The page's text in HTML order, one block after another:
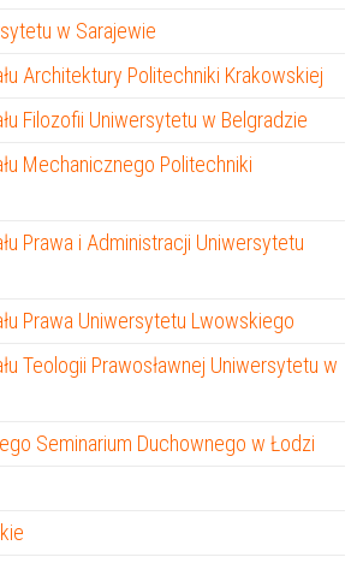
w Sarajewie
Architektury Politechniki Krakowskiej
Filozofii Uniwersytetu w Belgradzie
Mechanicznego Politechniki
Prawa i Administracji Uniwersytetu
Prawa Uniwersytetu Lwowskiego
Teologii Prawosławnej Uniwersytetu w
Seminarium Duchownego w Łodzi